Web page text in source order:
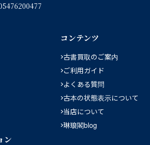
コンテンツ
古書買取のご案内
ご利用ガイド
よくある質問
古本の状態表示について
当店について
琳琅閣blog
ン